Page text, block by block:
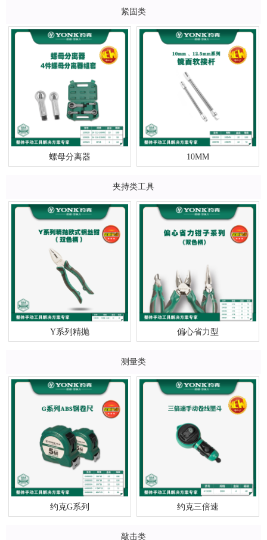
紧固类
螺母分离器 10MM
夹持类工具
Y系列精抛 偏心省力型
测量类
约克G系列 约克三倍速
敲击类